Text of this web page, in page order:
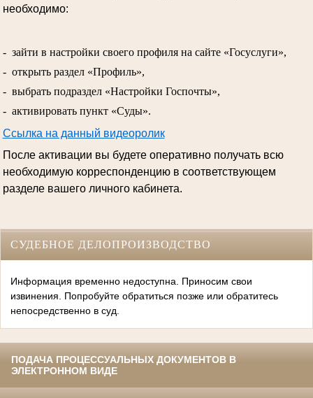
необходимо:
- зайти в настройки своего профиля на сайте «Госуслуги»,
- открыть раздел «Профиль»,
- выбрать подраздел «Настройки Госпочты»,
- активировать пункт «Суды».
Ссылка на данный видеоролик
После активации вы будете оперативно получать всю
необходимую корреспонденцию в соответствующем
разделе вашего личного кабинета.
СУДЕБНОЕ ДЕЛОПРОИЗВОДСТВО
Информация временно недоступна. Приносим свои
извинения. Попробуйте обратиться позже или обратитесь
непосредственно в суд.
ПОДАЧА ПРОЦЕССУАЛЬНЫХ ДОКУМЕНТОВ В
ЭЛЕКТРОННОМ ВИДЕ